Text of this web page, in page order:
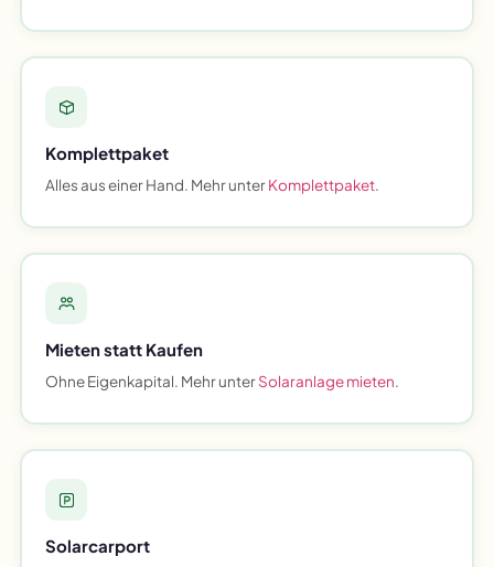
Komplettpaket
Alles aus einer Hand. Mehr unterKomplettpaket.
Mieten statt Kaufen
Ohne Eigenkapital. Mehr unterSolaranlage mieten.
Solarcarport